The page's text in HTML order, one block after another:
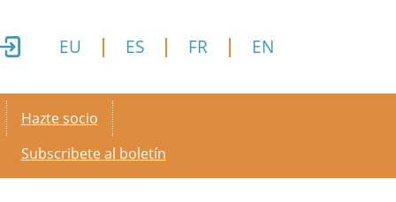
EU ES FR EN
Secondary menu
Hazte socio
Subscribete al boletín